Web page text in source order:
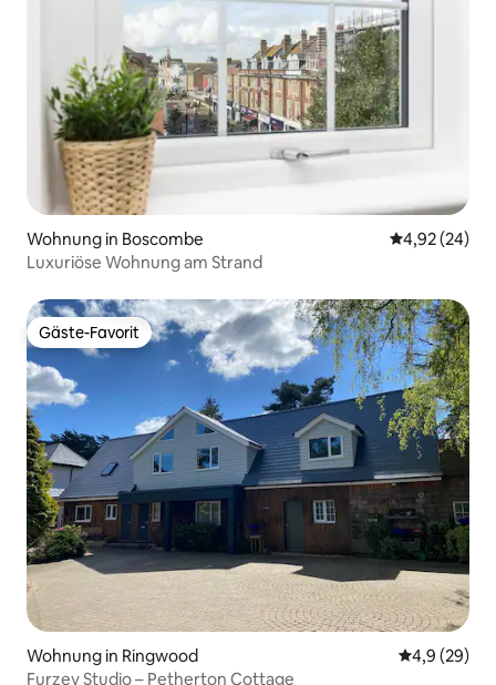
Wohnung in Boscombe
4,92 (24)
Luxuriöse Wohnung am Strand
Gäste-Favorit
Gäste-Favorit
Wohnung in Ringwood
4,9 (29)
Furzey Studio – Petherton Cottage